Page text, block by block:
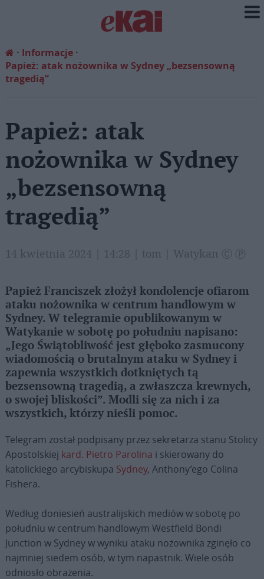
Informacje
Papież: atak nożownika w Sydney „bezsensowną
tragedią”
Papież: atak
nożownika w Sydney
„bezsensowną
tragedią”
14 kwietnia 2024 | 14:28 | tom | Watykan Ⓒ Ⓟ
Papież Franciszek złożył kondolencje ofiarom
ataku nożownika w centrum handlowym w
Sydney. W telegramie opublikowanym w
Watykanie w sobotę po południu napisano:
„Jego Świątobliwość jest głęboko zasmucony
wiadomością o brutalnym ataku w Sydney i
zapewnia wszystkich dotkniętych tą
bezsensowną tragedią, a zwłaszcza krewnych,
o swojej bliskości”. Modli się za nich i za
wszystkich, którzy nieśli pomoc.
Telegram został podpisany przez sekretarza stanu Stolicy
Apostolskiej kard. Pietro Parolina i skierowany do
katolickiego arcybiskupa Sydney, Anthony’ego Colina
Fishera.
Według doniesień australijskich mediów w sobotę po
południu w centrum handlowym Westfield Bondi
Junction w Sydney w wyniku ataku nożownika zginęło co
najmniej siedem osób, w tym napastnik. Wiele osób
odniosło obrażenia.